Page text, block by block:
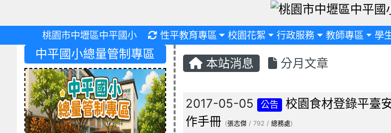
桃園市中壢區中平國小 重新取得佈景設定
性平教育專區 校園花絮 行政服務 教師專區 學
本站消息 分月文章
文章列表
2017-05-05 公告
校園食材登錄平臺
作手冊 (張志傑/ 792 / 總務處)
中平國小總量管制專區